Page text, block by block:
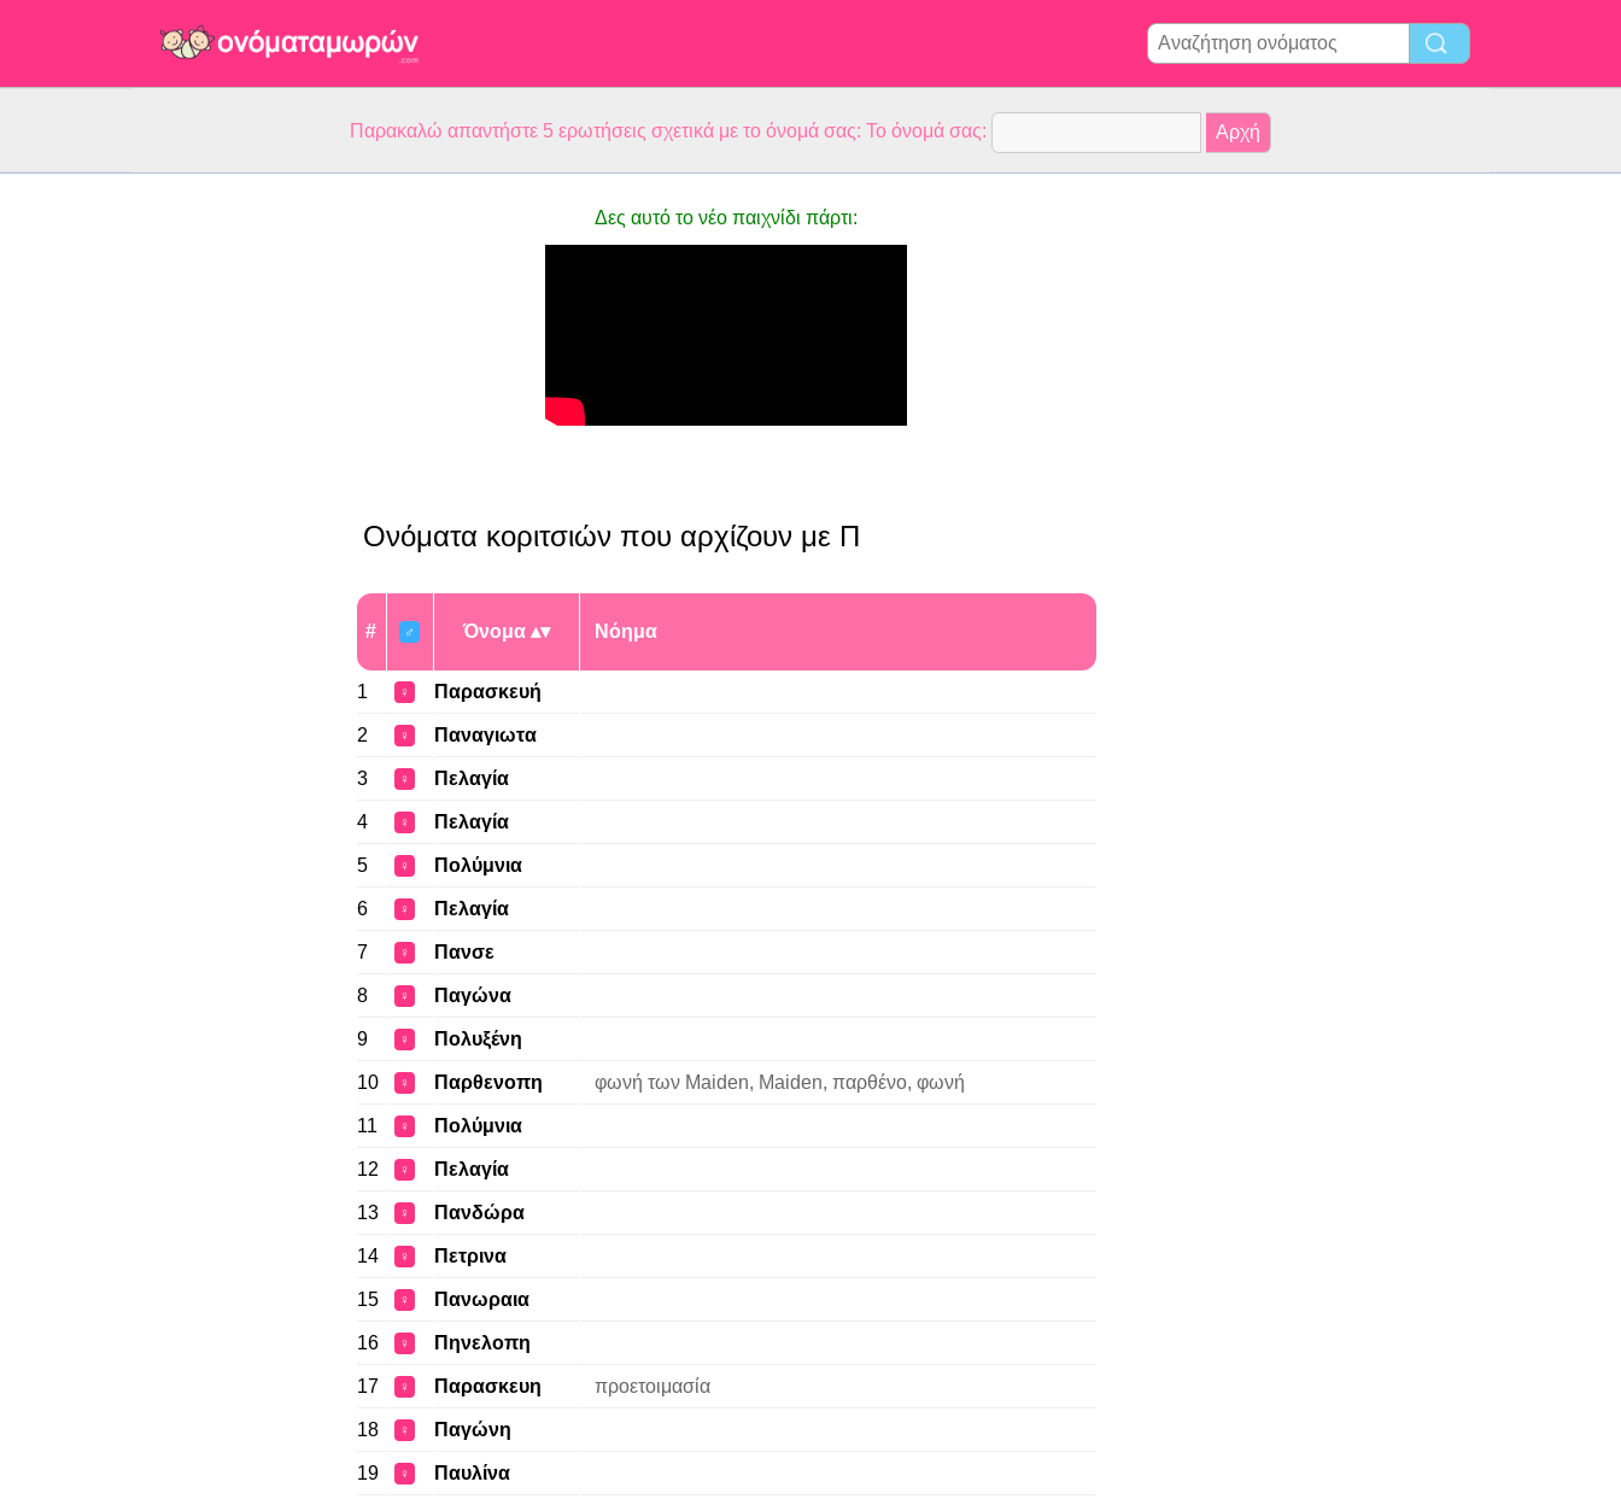
Παρακαλώ απαντήστε 5 ερωτήσεις σχετικά με το όνομά σας: Το όνομά σας:
Δες αυτό το νέο παιχνίδι πάρτι:
Ονόματα κοριτσιών που αρχίζουν με Π
# ♂ Όνομα Νόημα
1 ♀ Παρασκευή
2 ♀ Παναγιωτα
3 ♀ Πελαγία
4 ♀ Πελαγία
5 ♀ Πολύμνια
6 ♀ Πελαγία
7 ♀ Πανσε
8 ♀ Παγώνα
9 ♀ Πολυξένη
10 ♀ Παρθενοπη φωνή των Maiden, Maiden, παρθένο, φωνή
11 ♀ Πολύμνια
12 ♀ Πελαγία
13 ♀ Πανδώρα
14 ♀ Πετρινα
15 ♀ Πανωραια
16 ♀ Πηνελοπη
17 ♀ Παρασκευη προετοιμασία
18 ♀ Παγώνη
19 ♀ Παυλίνα